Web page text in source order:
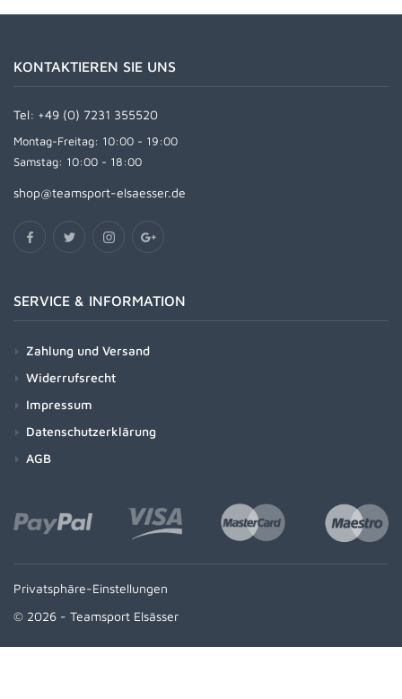
KONTAKTIEREN SIE UNS
Tel: +49 (0) 7231 355520
Montag-Freitag: 10:00 - 19:00
Samstag: 10:00 - 18:00
shop@teamsport-elsaesser.de
SERVICE & INFORMATION
Zahlung und Versand
Widerrufsrecht
Impressum
Datenschutzerklärung
AGB
Privatsphäre-Einstellungen
© 2026 - Teamsport Elsässer